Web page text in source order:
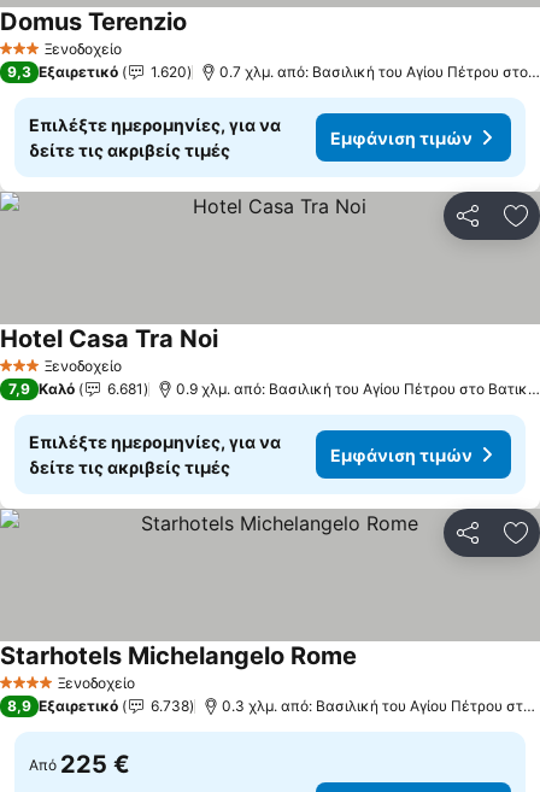
3 ΑστέριαΞενοδοχείο
Domus Terenzio
9,3 Εξαιρετικό 1.620 0.7 χλμ. από: Βασιλική του Αγίου Πέτρου στο Βατικανό
Επιλέξτε ημερομηνίες, για να
δείτε τις ακριβείς τιμές
Εμφάνιση τιμών
3 ΑστέριαΞενοδοχείο
Hotel Casa Tra Noi
7,9 Καλό 6.681 0.9 χλμ. από: Βασιλική του Αγίου Πέτρου στο Βατικανό
Επιλέξτε ημερομηνίες, για να
δείτε τις ακριβείς τιμές
Εμφάνιση τιμών
4 ΑστέριαΞενοδοχείο
Starhotels Michelangelo Rome
8,9 Εξαιρετικό 6.738 0.3 χλμ. από: Βασιλική του Αγίου Πέτρου στο Βατικανό
Από 225 €